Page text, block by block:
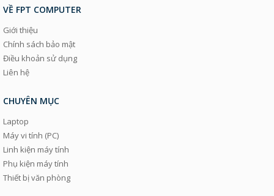
VỀ FPT COMPUTER
Giới thiệu
Chính sách bảo mật
Điều khoản sử dụng
Liên hệ
CHUYÊN MỤC
Laptop
Máy vi tính (PC)
Linh kiện máy tính
Phụ kiện máy tính
Thiết bị văn phòng